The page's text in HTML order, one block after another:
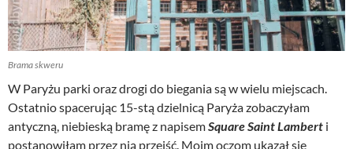
Brama skweru
W Paryżu parki oraz drogi do biegania są w wielu miejscach.
Ostatnio spacerując 15-stą dzielnicą Paryża zobaczyłam
antyczną, niebieską bramę z napisemSquare Saint Lambert i
postanowiłam przez nią przejść. Moim oczom ukazał się